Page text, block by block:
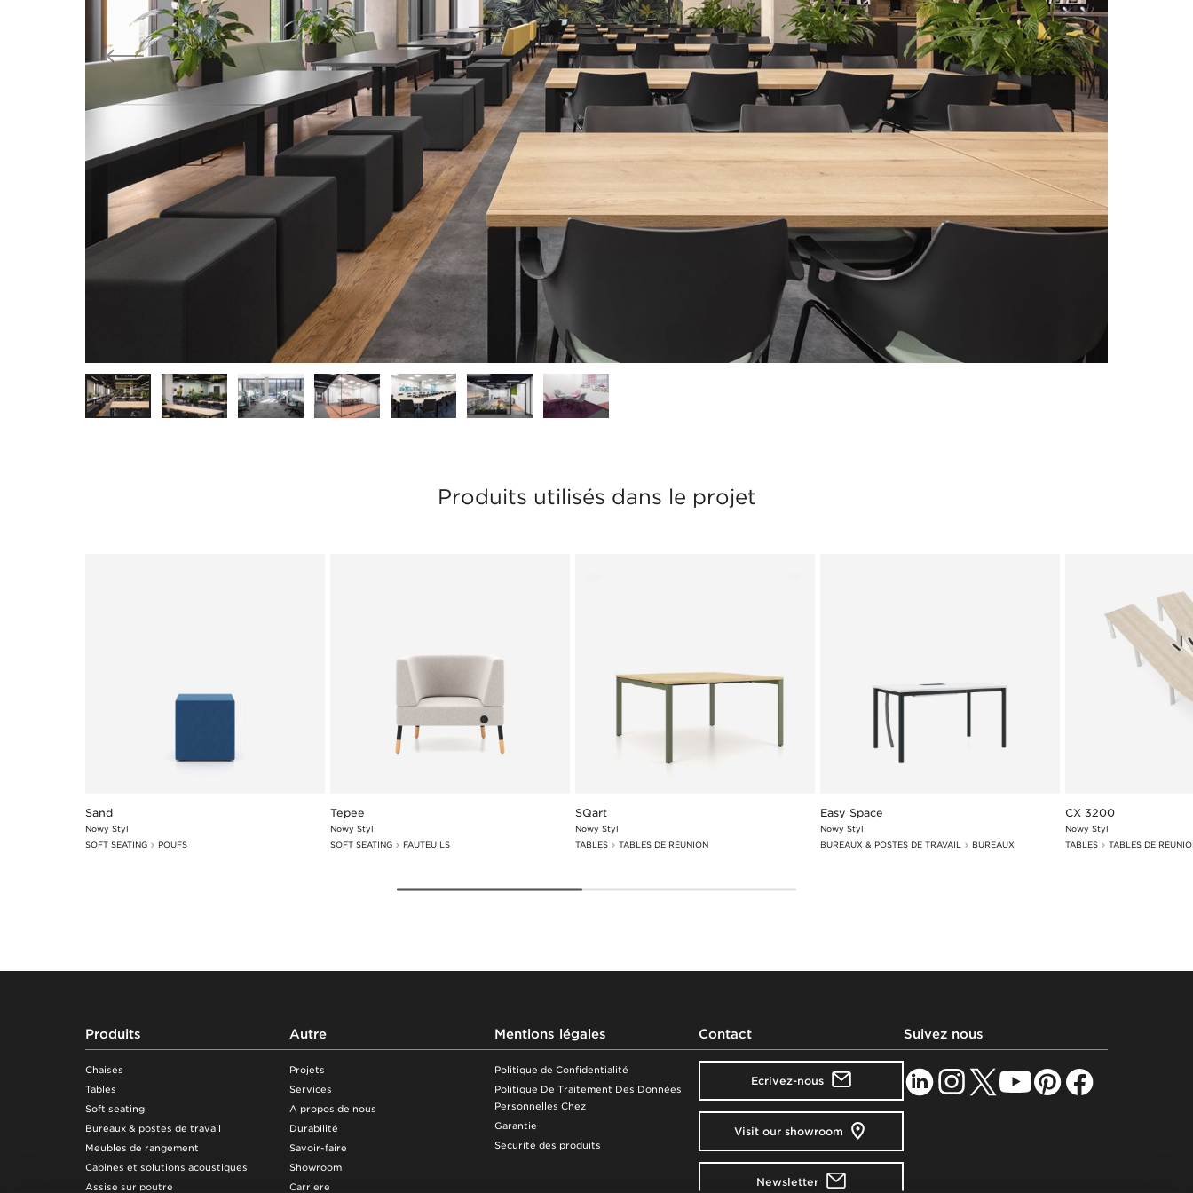
Produits utilisés dans le projet
Sand
Nowy Styl
SOFT SEATING
POUFS
Tepee
Nowy Styl
SOFT SEATING
FAUTEUILS
SQart
Nowy Styl
TABLES
TABLES DE RÉUNION
Easy Space
Nowy Styl
BUREAUX & POSTES DE TRAVAIL
BUREAUX
CX 3200
Nowy Styl
TABLES
TABLES DE
Produits
Chaises
Tables
Soft seating
Bureaux & postes de travail
Meubles de rangement
Cabines et solutions acoustiques
Assise sur poutre
Autre
Projets
Services
A propos de nous
Durabilité
Savoir-faire
Showroom
Carriere
Mentions légales
Politique de Confidentialité
Politique De Traitement Des Données
Personnelles Chez
Garantie
Securité des produits
Contact
Ecrivez-nous
Visit our showroom
Newsletter
Suivez nous